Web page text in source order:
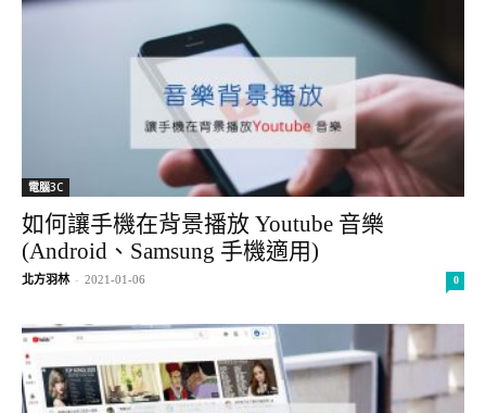
電腦3C
如何讓手機在背景播放 Youtube 音樂
(Android、Samsung 手機適用)
北方羽林 - 2021-01-06 0